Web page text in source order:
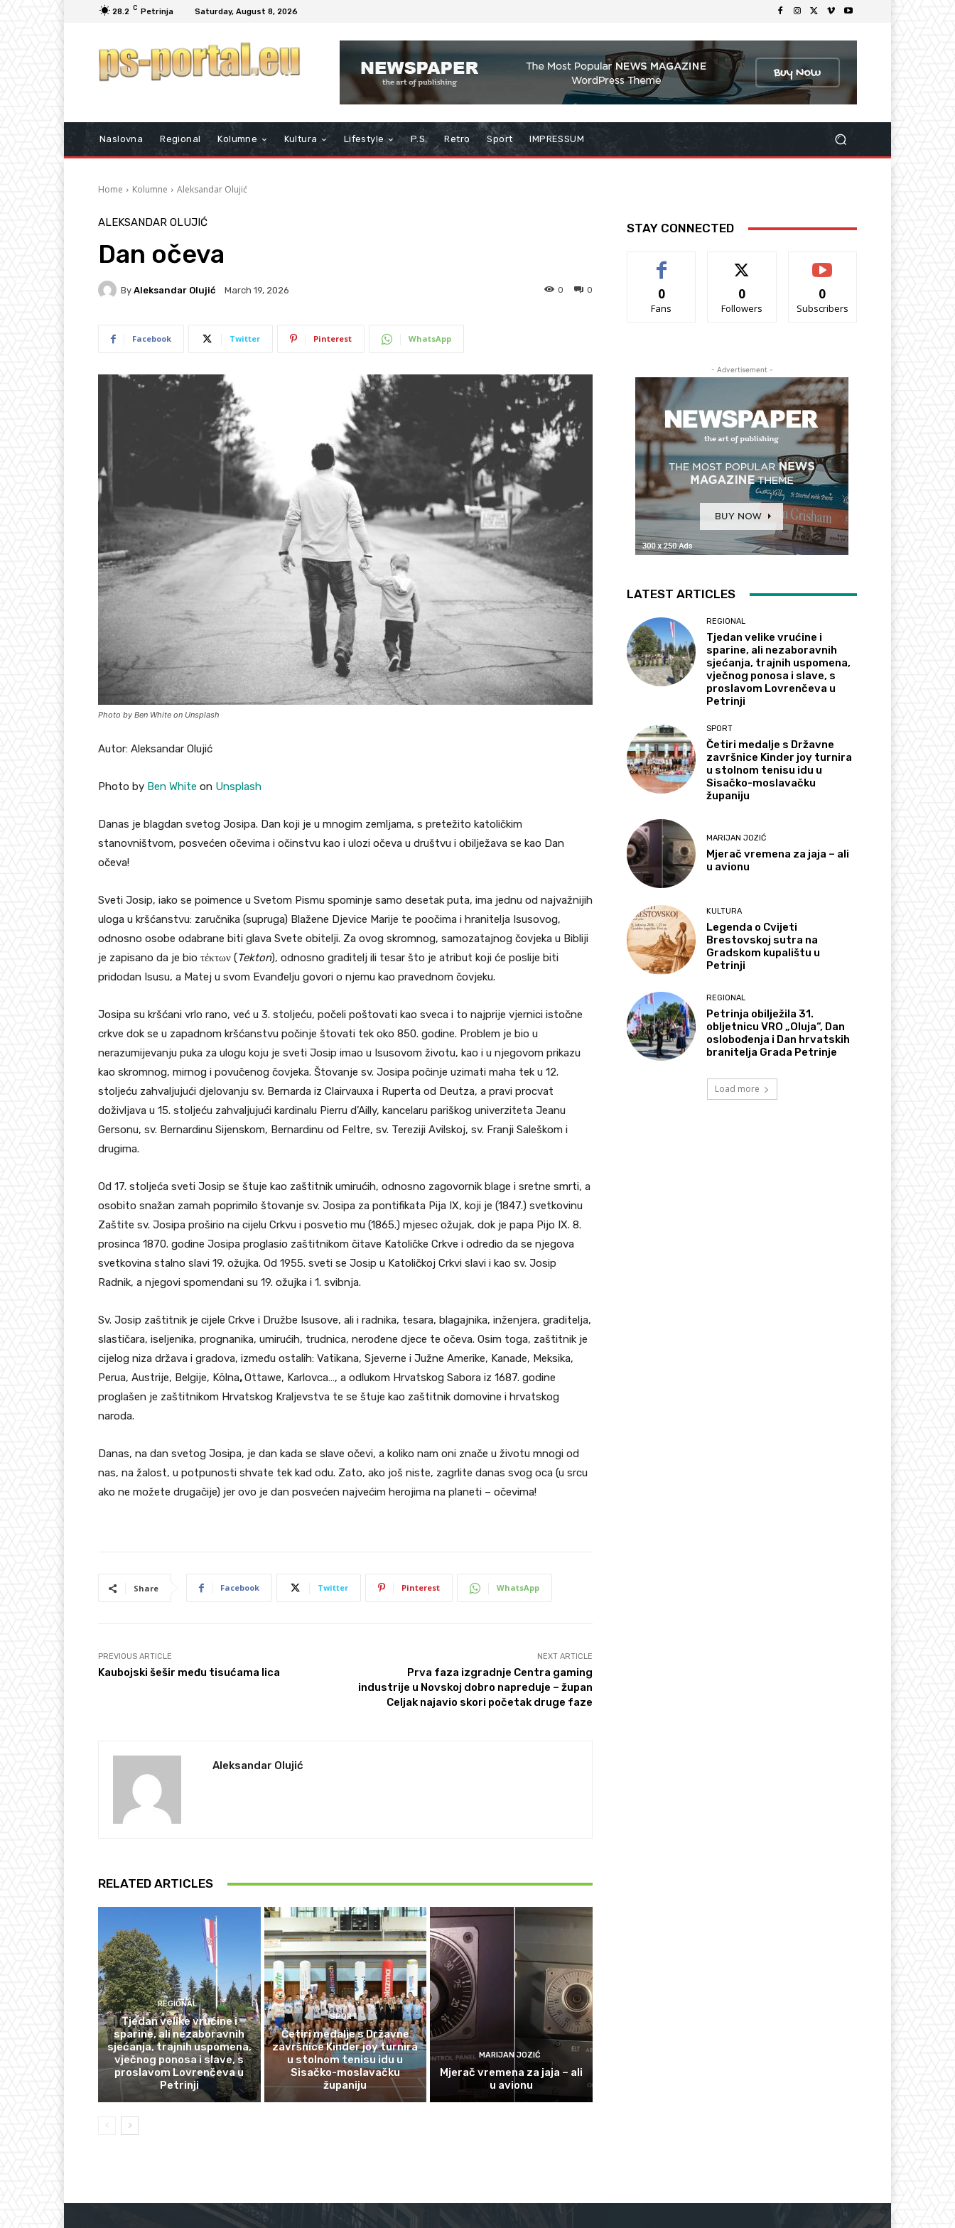
28.2 C Petrinja Saturday, August 8, 2026
Naslovna Regional Kolumne Kultura Lifestyle P.S. Retro Sport IMPRESSUM
Home Kolumne Aleksandar Olujić
ALEKSANDAR OLUJIĆ
Dan očeva
By Aleksandar Olujić March 19, 2026 0
0
Facebook Twitter Pinterest WhatsApp
Photo by Ben White on Unsplash
Autor: Aleksandar Olujić
Photo by Ben White on Unsplash
Danas je blagdan svetog Josipa. Dan koji je u mnogim zemljama, s pretežito katoličkim
stanovništvom, posvećen očevima i očinstvu kao i ulozi očeva u društvu i obilježava se kao Dan
očeva!
Sveti Josip, iako se poimence u Svetom Pismu spominje samo desetak puta, ima jednu od najvažnijih
uloga u kršćanstvu: zaručnika (supruga) Blažene Djevice Marije te poočima i hranitelja Isusovog,
odnosno osobe odabrane biti glava Svete obitelji. Za ovog skromnog, samozatajnog čovjeka u Bibliji
je zapisano da je bio τέκτων (Tekton), odnosno graditelj ili tesar što je atribut koji će poslije biti
pridodan Isusu, a Matej u svom Evanđelju govori o njemu kao pravednom čovjeku.
Josipa su kršćani vrlo rano, već u 3. stoljeću, počeli poštovati kao sveca i to najprije vjernici istočne
crkve dok se u zapadnom kršćanstvu počinje štovati tek oko 850. godine. Problem je bio u
nerazumijevanju puka za ulogu koju je sveti Josip imao u Isusovom životu, kao i u njegovom prikazu
kao skromnog, mirnog i povučenog čovjeka. Štovanje sv. Josipa počinje uzimati maha tek u 12.
stoljeću zahvaljujući djelovanju sv. Bernarda iz Clairvauxa i Ruperta od Deutza, a pravi procvat
doživljava u 15. stoljeću zahvaljujući kardinalu Pierru d’Ailly, kancelaru pariškog univerziteta Jeanu
Gersonu, sv. Bernardinu Sijenskom, Bernardinu od Feltre, sv. Tereziji Avilskoj, sv. Franji Saleškom i
drugima.
Od 17. stoljeća sveti Josip se štuje kao zaštitnik umirućih, odnosno zagovornik blage i sretne smrti, a
osobito snažan zamah poprimilo štovanje sv. Josipa za pontifikata Pija IX, koji je (1847.) svetkovinu
Zaštite sv. Josipa proširio na cijelu Crkvu i posvetio mu (1865.) mjesec ožujak, dok je papa Pijo IX. 8.
prosinca 1870. godine Josipa proglasio zaštitnikom čitave Katoličke Crkve i odredio da se njegova
svetkovina stalno slavi 19. ožujka. Od 1955. sveti se Josip u Katoličkoj Crkvi slavi i kao sv. Josip
Radnik, a njegovi spomendani su 19. ožujka i 1. svibnja.
Sv. Josip zaštitnik je cijele Crkve i Družbe Isusove, ali i radnika, tesara, blagajnika, inženjera, graditelja,
slastičara, iseljenika, prognanika, umirućih, trudnica, nerođene djece te očeva. Osim toga, zaštitnik je
cijelog niza država i gradova, između ostalih: Vatikana, Sjeverne i Južne Amerike, Kanade, Meksika,
Perua, Austrije, Belgije, Kölna,Ottawe, Karlovca…, a odlukom Hrvatskog Sabora iz 1687. godine
proglašen je zaštitnikom Hrvatskog Kraljevstva te se štuje kao zaštitnik domovine i hrvatskog
naroda.
Danas, na dan svetog Josipa, je dan kada se slave očevi, a koliko nam oni znače u životu mnogi od
nas, na žalost, u potpunosti shvate tek kad odu. Zato, ako još niste, zagrlite danas svog oca (u srcu
ako ne možete drugačije) jer ovo je dan posvećen najvećim herojima na planeti – očevima!
Share Facebook Twitter Pinterest WhatsApp
PREVIOUS ARTICLE
Kaubojski šešir među tisućama lica
NEXT ARTICLE
Prva faza izgradnje Centra gaming
industrije u Novskoj dobro napreduje – župan
Celjak najavio skori početak druge faze
Aleksandar Olujić
RELATED ARTICLES
REGIONAL
Tjedan velike vrućine i
sparine, ali nezaboravnih
sjećanja, trajnih uspomena,
vječnog ponosa i slave, s
proslavom Lovrenčeva u
Petrinji
SPORT
Četiri medalje s Državne
završnice Kinder joy turnira
u stolnom tenisu idu u
Sisačko-moslavačku
županiju
MARIJAN JOZIĆ
Mjerač vremena za jaja – ali
u avionu
STAY CONNECTED
0
Fans
0
Followers
0
Subscribers
- Advertisement -
LATEST ARTICLES
REGIONAL
Tjedan velike vrućine i
sparine, ali nezaboravnih
sjećanja, trajnih uspomena,
vječnog ponosa i slave, s
proslavom Lovrenčeva u
Petrinji
SPORT
Četiri medalje s Državne
završnice Kinder joy turnira
u stolnom tenisu idu u
Sisačko-moslavačku
županiju
MARIJAN JOZIĆ
Mjerač vremena za jaja – ali
u avionu
KULTURA
Legenda o Cvijeti
Brestovskoj sutra na
Gradskom kupalištu u
Petrinji
REGIONAL
Petrinja obilježila 31.
obljetnicu VRO „Oluja“, Dan
oslobođenja i Dan hrvatskih
branitelja Grada Petrinje
Load more